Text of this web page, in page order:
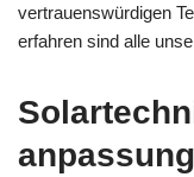
vertrauenswürdigen
erfahren sind alle